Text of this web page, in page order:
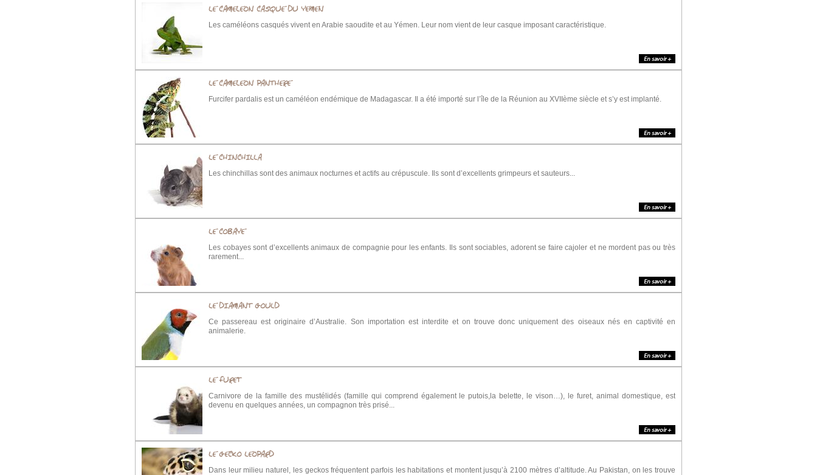
LE CAMELEON CASQUE DU YEMEN
Les caméléons casqués vivent en Arabie saoudite et au Yémen. Leur nom vient de leur casque imposant caractéristique.
LE CAMELEON PANTHERE
Furcifer pardalis est un caméléon endémique de Madagascar. Il a été importé sur l’île de la Réunion au XVIIème siècle et s’y est implanté.
LE CHINCHILLA
Les chinchillas sont des animaux nocturnes et actifs au crépuscule. Ils sont d’excellents grimpeurs et sauteurs...
LE COBAYE
Les cobayes sont d’excellents animaux de compagnie pour les enfants. Ils sont sociables, adorent se faire cajoler et ne mordent pas ou très
rarement...
LE DIAMANT GOULD
Ce passereau est originaire d’Australie. Son importation est interdite et on trouve donc uniquement des oiseaux nés en captivité en
animalerie.
LE FURET
Carnivore de la famille des mustélidés (famille qui comprend également le putois,la belette, le vison…), le furet, animal domestique, est
devenu en quelques années, un compagnon très prisé...
LE GECKO LEOPARD
Dans leur milieu naturel, les geckos fréquentent parfois les habitations et montent jusqu’à 2100 mètres d’altitude. Au Pakistan, on les trouve